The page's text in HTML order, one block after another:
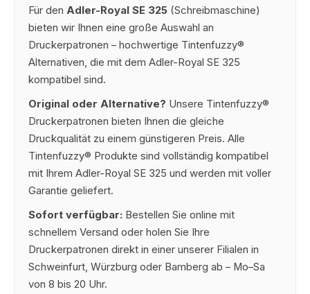
Für den Adler-Royal SE 325 (Schreibmaschine)
bieten wir Ihnen eine große Auswahl an
Druckerpatronen – hochwertige Tintenfuzzy®
Alternativen, die mit dem Adler-Royal SE 325
kompatibel sind.
Original oder Alternative? Unsere Tintenfuzzy®
Druckerpatronen bieten Ihnen die gleiche
Druckqualität zu einem günstigeren Preis. Alle
Tintenfuzzy® Produkte sind vollständig kompatibel
mit Ihrem Adler-Royal SE 325 und werden mit voller
Garantie geliefert.
Sofort verfügbar: Bestellen Sie online mit
schnellem Versand oder holen Sie Ihre
Druckerpatronen direkt in einer unserer Filialen in
Schweinfurt, Würzburg oder Bamberg ab – Mo–Sa
von 8 bis 20 Uhr.